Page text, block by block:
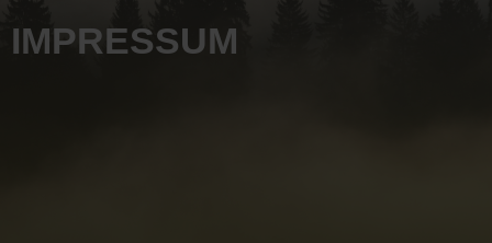
IMPRESSUM